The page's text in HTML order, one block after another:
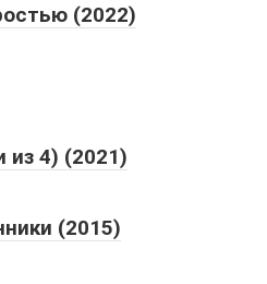
(2022)
из 4) (2021)
(2015)